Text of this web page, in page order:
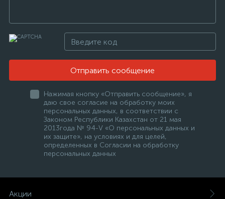
Отправить сообщение
Нажимая кнопку «Отправить сообщение», я
даю свое согласие на обработку моих
персональных данных, в соответствии с
Законом Республики Казахстан от 21 мая
2013года № 94-V «О персональных данных и
их защите», на условиях и для целей,
определенных в Согласии на обработку
персональных данных
Акции